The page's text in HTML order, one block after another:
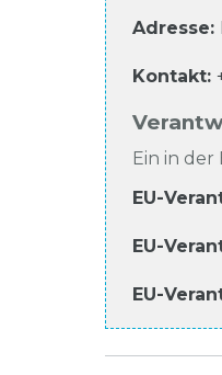
Adresse:
Kontakt:
Ein in der
EU-
EU-
EU-